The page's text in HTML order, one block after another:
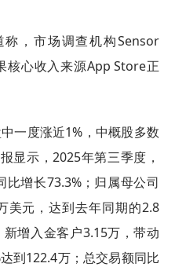
，市场调查机构Sensor
核心收入来源App Store正
一度涨近1%，中概股多数
显示，2025年第三季度，
增长73.3%；归属母公司
美元，达到去年同期的2.8
增入金客户3.15万，带动
到122.4万；总交易额同比